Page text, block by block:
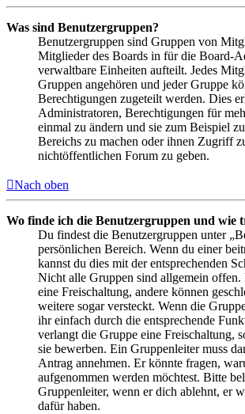
Was sind Benutzergruppen?
Benutzergruppen sind Gruppen von
Mitglieder des Boards in für die Board-
verwaltbare Einheiten aufteilt. Jedes
Gruppen angehören und jeder Gruppe
Berechtigungen zugeteilt werden. Dies
Administratoren, Berechtigungen für
einmal zu ändern und sie zum Beispiel
Bereichs zu machen oder ihnen Zugriff
nichtöffentlichen Forum zu geben.
Nach oben
Wo finde ich die Benutzergruppen und wie
Du findest die Benutzergruppen unter
persönlichen Bereich. Wenn du einer
kannst du dies mit der entsprechenden
Nicht alle Gruppen sind allgemein offen.
eine Freischaltung, andere können
weitere sogar versteckt. Wenn die
ihr einfach durch die entsprechende
verlangt die Gruppe eine Freischaltung,
sie bewerben. Ein Gruppenleiter muss
Antrag annehmen. Er könnte fragen,
aufgenommen werden möchtest. Bitte
Gruppenleiter, wenn er dich ablehnt, er
dafür haben.